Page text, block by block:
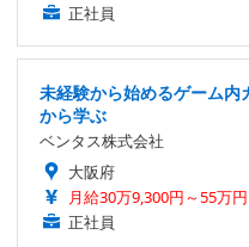
正社員
未経験から始めるゲーム内
から学ぶ
ベンタス株式会社
大阪府
月給30万9,300円～55万円
正社員